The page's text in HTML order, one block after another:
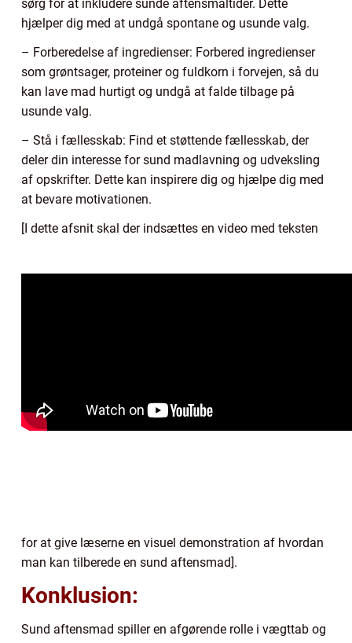
sørg for at inkludere sunde aftensmåltider. Dette
hjælper dig med at undgå spontane og usunde valg.
– Forberedelse af ingredienser: Forbered ingredienser
som grøntsager, proteiner og fuldkorn i forvejen, så du
kan lave mad hurtigt og undgå at falde tilbage på
usunde valg.
– Stå i fællesskab: Find et støttende fællesskab, der
deler din interesse for sund madlavning og udveksling
af opskrifter. Dette kan inspirere dig og hjælpe dig med
at bevare motivationen.
[I dette afsnit skal der indsættes en video med teksten
for at give læserne en visuel demonstration af hvordan
man kan tilberede en sund aftensmad].
Konklusion:
Sund aftensmad spiller en afgørende rolle i vægttab og